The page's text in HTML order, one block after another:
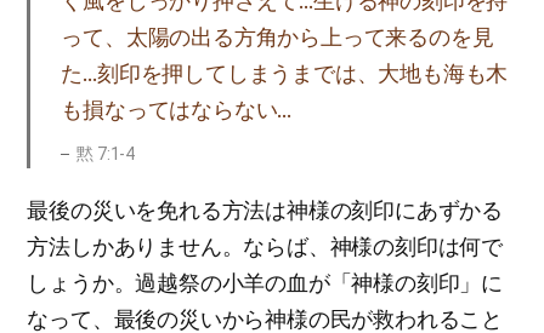
って、太陽の出る方角から上って来るのを見
た…刻印を押してしまうまでは、大地も海も木
も損なってはならない…
黙 7:1-4
最後の災いを免れる方法は神様の刻印にあずかる
方法しかありません。ならば、神様の刻印は何で
しょうか。過越祭の小羊の血が「神様の刻印」に
なって、最後の災いから神様の民が救われること